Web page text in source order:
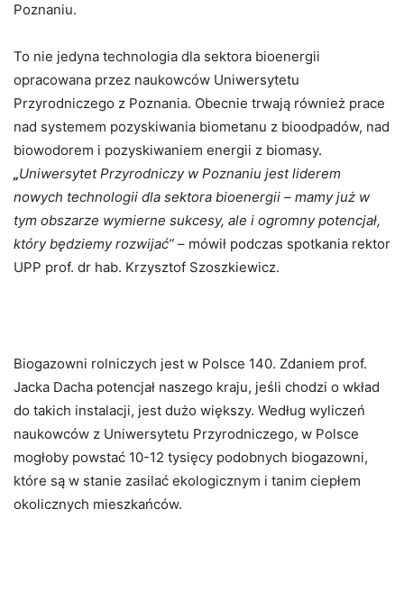
Poznaniu.
To nie jedyna technologia dla sektora bioenergii
opracowana przez naukowców Uniwersytetu
Przyrodniczego z Poznania. Obecnie trwają również prace
nad systemem pozyskiwania biometanu z bioodpadów, nad
biowodorem i pozyskiwaniem energii z biomasy.
„Uniwersytet Przyrodniczy w Poznaniu jest liderem
nowych technologii dla sektora bioenergii – mamy już w
tym obszarze wymierne sukcesy, ale i ogromny potencjał,
który będziemy rozwijać” – mówił podczas spotkania rektor
UPP prof. dr hab. Krzysztof Szoszkiewicz.
Biogazowni rolniczych jest w Polsce 140. Zdaniem prof.
Jacka Dacha potencjał naszego kraju, jeśli chodzi o wkład
do takich instalacji, jest dużo większy. Według wyliczeń
naukowców z Uniwersytetu Przyrodniczego, w Polsce
mogłoby powstać 10-12 tysięcy podobnych biogazowni,
które są w stanie zasilać ekologicznym i tanim ciepłem
okolicznych mieszkańców.